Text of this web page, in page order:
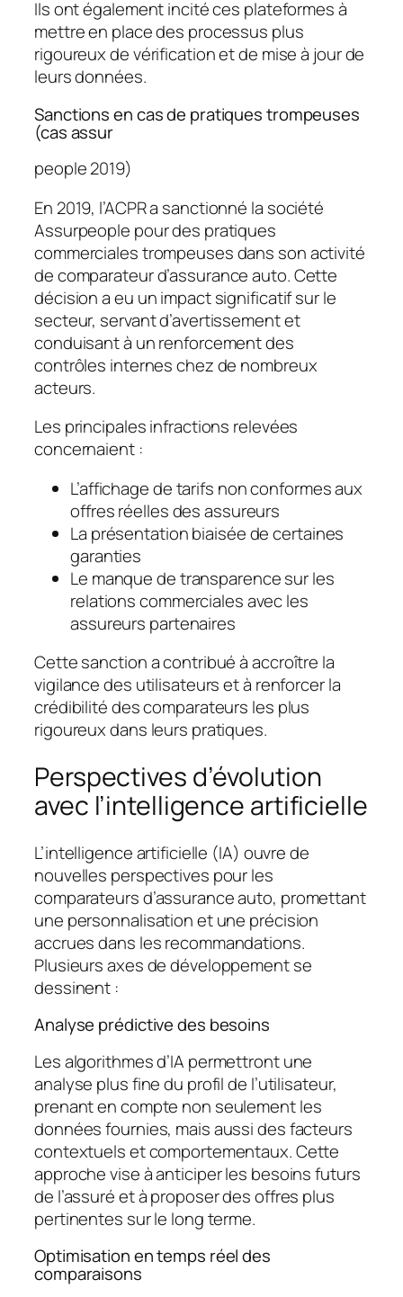
Ils ont également incité ces plateformes à
mettre en place des processus plus
rigoureux de vérification et de mise à jour de
leurs données.
Sanctions en cas de pratiques trompeuses
(cas assur
people 2019)
En 2019, l’ACPR a sanctionné la société
Assurpeople pour des pratiques
commerciales trompeuses dans son activité
de comparateur d’assurance auto. Cette
décision a eu un impact significatif sur le
secteur, servant d’avertissement et
conduisant à un renforcement des
contrôles internes chez de nombreux
acteurs.
Les principales infractions relevées
concernaient :
L’affichage de tarifs non conformes aux
offres réelles des assureurs
La présentation biaisée de certaines
garanties
Le manque de transparence sur les
relations commerciales avec les
assureurs partenaires
Cette sanction a contribué à accroître la
vigilance des utilisateurs et à renforcer la
crédibilité des comparateurs les plus
rigoureux dans leurs pratiques.
Perspectives d’évolution
avec l’intelligence artificielle
L’intelligence artificielle (IA) ouvre de
nouvelles perspectives pour les
comparateurs d’assurance auto, promettant
une personnalisation et une précision
accrues dans les recommandations.
Plusieurs axes de développement se
dessinent :
Analyse prédictive des besoins
Les algorithmes d’IA permettront une
analyse plus fine du profil de l’utilisateur,
prenant en compte non seulement les
données fournies, mais aussi des facteurs
contextuels et comportementaux. Cette
approche vise à anticiper les besoins futurs
de l’assuré et à proposer des offres plus
pertinentes sur le long terme.
Optimisation en temps réel des
comparaisons